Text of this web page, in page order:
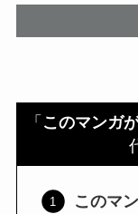
「 このマンガ
このマ